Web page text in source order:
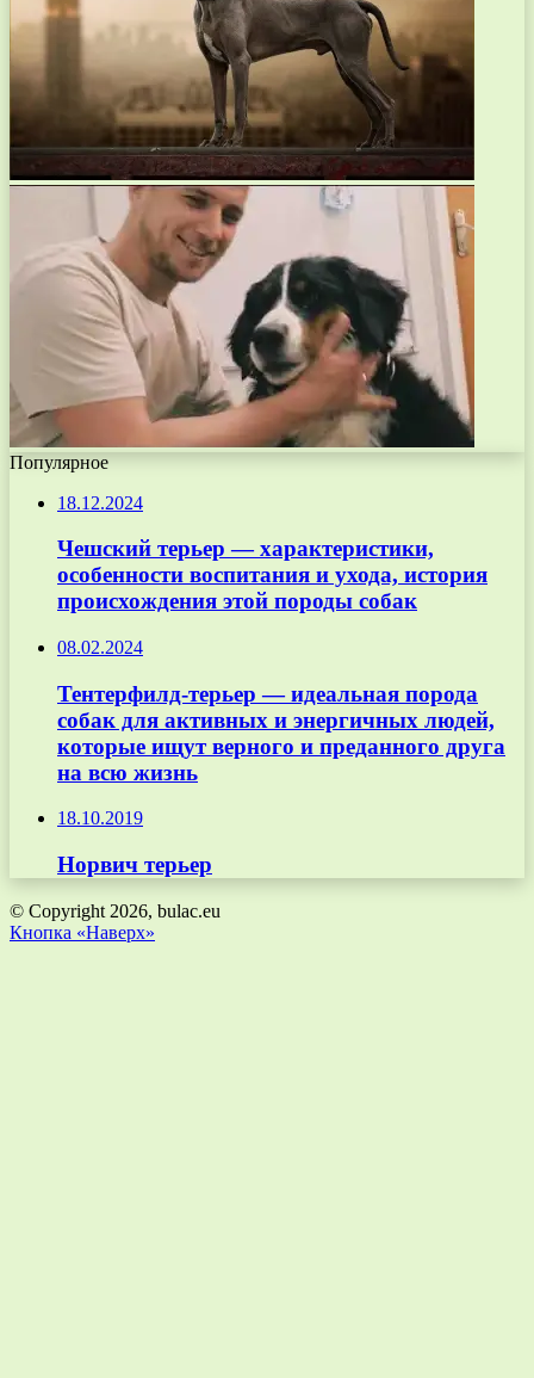
Популярное
18.12.2024
Чешский терьер — характеристики,
особенности воспитания и ухода, история
происхождения этой породы собак
08.02.2024
Тентерфилд-терьер — идеальная порода
собак для активных и энергичных людей,
которые ищут верного и преданного друга
на всю жизнь
18.10.2019
Норвич терьер
© Copyright 2026, bulac.eu
Кнопка «Наверх»